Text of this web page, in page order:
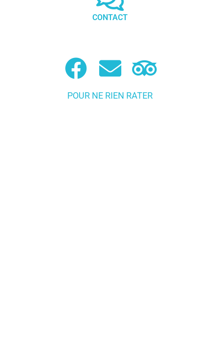
POUR NE RIEN RATER
CONTACT